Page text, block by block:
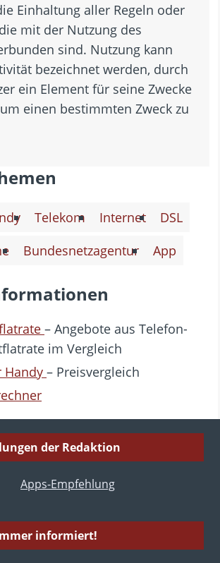
Einhaltung aller Regeln oder
mit der Nutzung des
sind. Nutzung kann
bezeichnet werden, durch
ein Element für seine Zwecke
einen bestimmten Zweck zu
Telekom Internet
DSL
Bundesnetzagentur App
– Angebote aus Telefon-
im Vergleich
Handy – Preisvergleich
der Redaktion
informiert!